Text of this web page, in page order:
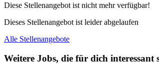
Diese Stellenangebot ist nicht mehr verfügbar!
Dieses Stellenangebot ist leider abgelaufen
Alle Stellenangebote
Weitere Jobs, die für dich interessant